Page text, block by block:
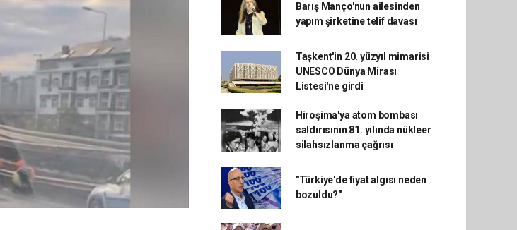
Barış Manço'nun ailesinden
yapım şirketine telif davası
Taşkent'in 20. yüzyıl mimarisi
UNESCO Dünya Mirası
Listesi'ne girdi
Hiroşima'ya atom bombası
saldırısının 81. yılında nükleer
silahsızlanma çağrısı
"Türkiye'de fiyat algısı neden
bozuldu?"